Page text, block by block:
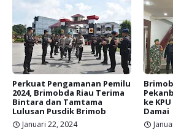
Perkuat Pengamanan Pemilu
2024, Brimobda Riau Terima
Bintara dan Tamtama
Lulusan Pusdik Brimob
Januari 22, 2024
ke
Damai